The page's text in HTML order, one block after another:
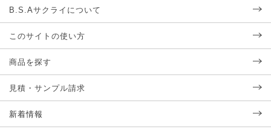
B.S.Aサクライについて
このサイトの使い方
商品を探す
見積・サンプル請求
新着情報